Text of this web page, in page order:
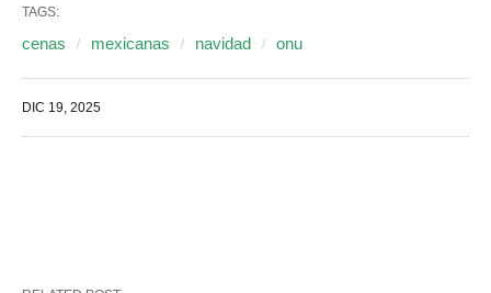
TAGS:
cenas mexicanas navidad onu
DIC 19, 2025